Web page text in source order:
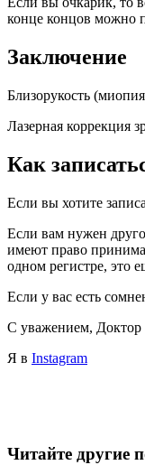
конце концов можно
Заключение
Близорукость
Лазерная коррекция
Как
Если вы хотите
Если вам нужен
имеют право
одном регистре, это
Если у вас есть
С уважением,
Я в Instagram
Читайте другие